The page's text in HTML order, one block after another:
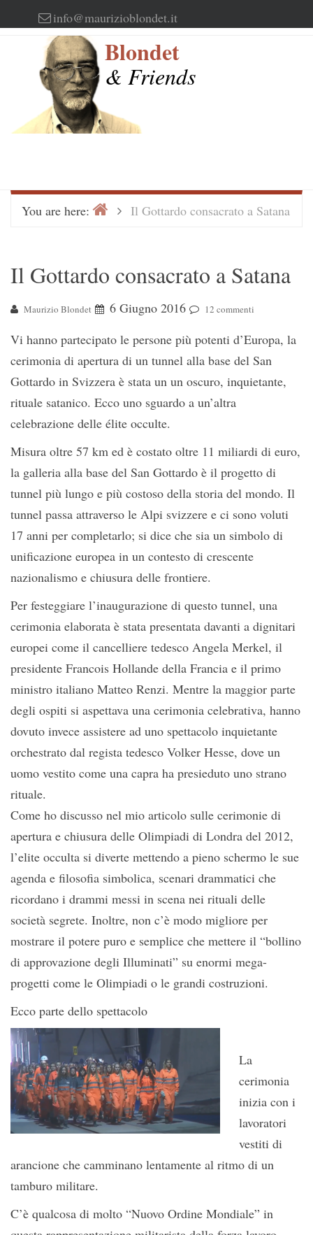
to
info@maurizioblondet.it
Blondet
& Friends
You are here: HomeIl Gottardo consacrato a Satana
Il Gottardo consacrato a Satana
Maurizio Blondet 6 Giugno 2016 12 commenti
Vi hanno partecipato le persone più potenti d’Europa, la
cerimonia di apertura di un tunnel alla base del San
Gottardo in Svizzera è stata un un oscuro, inquietante,
rituale satanico. Ecco uno sguardo a un’altra
celebrazione delle élite occulte.
Misura oltre 57 km ed è costato oltre 11 miliardi di euro,
la galleria alla base del San Gottardo è il progetto di
tunnel più lungo e più costoso della storia del mondo. Il
tunnel passa attraverso le Alpi svizzere e ci sono voluti
17 anni per completarlo; si dice che sia un simbolo di
unificazione europea in un contesto di crescente
nazionalismo e chiusura delle frontiere.
Per festeggiare l’inaugurazione di questo tunnel, una
cerimonia elaborata è stata presentata davanti a dignitari
europei come il cancelliere tedesco Angela Merkel, il
presidente Francois Hollande della Francia e il primo
ministro italiano Matteo Renzi. Mentre la maggior parte
degli ospiti si aspettava una cerimonia celebrativa, hanno
dovuto invece assistere ad uno spettacolo inquietante
orchestrato dal regista tedesco Volker Hesse, dove un
uomo vestito come una capra ha presieduto uno strano
rituale.
Come ho discusso nel mio articolo sulle cerimonie di
apertura e chiusura delle Olimpiadi di Londra del 2012,
l’elite occulta si diverte mettendo a pieno schermo le sue
agenda e filosofia simbolica, scenari drammatici che
ricordano i drammi messi in scena nei rituali delle
società segrete. Inoltre, non c’è modo migliore per
mostrare il potere puro e semplice che mettere il “bollino
di approvazione degli Illuminati” su enormi mega-
progetti come le Olimpiadi o le grandi costruzioni.
Ecco parte dello spettacolo
La
cerimonia
inizia con i
lavoratori
vestiti di
arancione che camminano lentamente al ritmo di un
tamburo militare.
C’è qualcosa di molto “Nuovo Ordine Mondiale” in